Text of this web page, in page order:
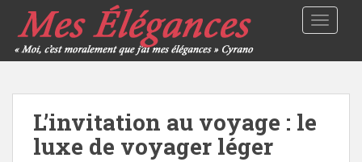
L’invitation au voyage : le
luxe de voyager léger